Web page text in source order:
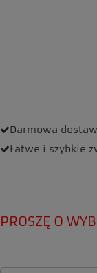
Darmowa
Łatwe i szybkie
PROSZĘ O